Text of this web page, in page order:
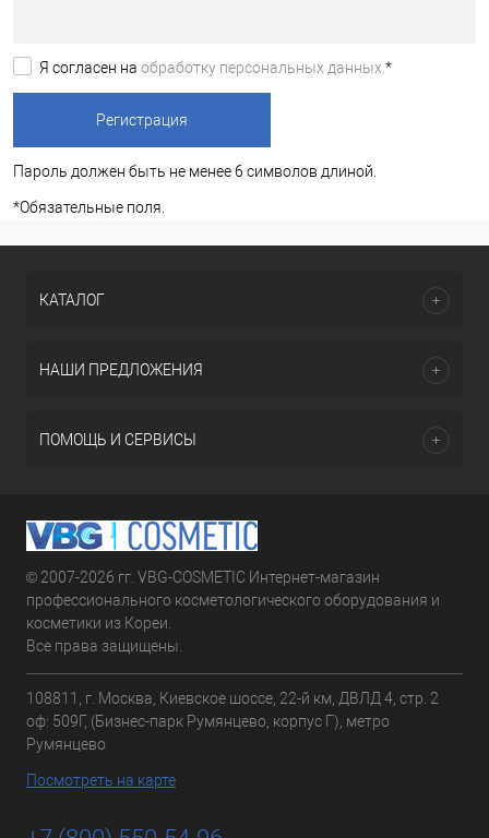
Я согласен на обработку персональных данных. *
Пароль должен быть не менее 6 символов длиной.
*Обязательные поля.
КАТАЛОГ
НАШИ ПРЕДЛОЖЕНИЯ
ПОМОЩЬ И СЕРВИСЫ
© 2007-2026 гг. VBG-COSMETIC Интернет-магазин
профессионального косметологического оборудования и
косметики из Кореи.
Все права защищены.
108811, г. Москва, Киевское шоссе, 22-й км, ДВЛД 4, стр. 2
оф: 509Г, (Бизнес-парк Румянцево, корпус Г), метро
Румянцево
Посмотреть на карте